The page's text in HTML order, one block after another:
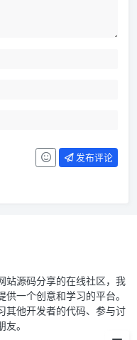
发布评论
站源码分享的在线社区，我
一个创意和学习的平台。
其他开发者的代码、参与讨
。